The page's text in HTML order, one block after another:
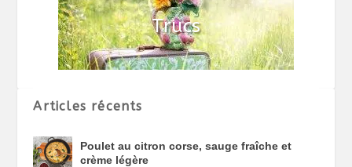
Articles récents
Poulet au citron corse, sauge fraîche et
crème légère